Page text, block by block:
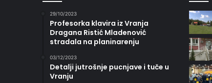
29/10/2023
Profesorka klavira iz Vranja
Dragana Ristić Mladenović
stradala na planinarenju
03/12/2023
Detalji jutrošnje pucnjave i tuče u
Vranju